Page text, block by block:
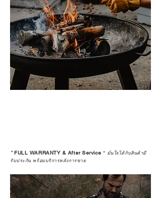
*FULL WARRANTY & After Service * มั่นใจได้กับสินค้ามี
รับประกัน พร้อมบริการหลังการขาย